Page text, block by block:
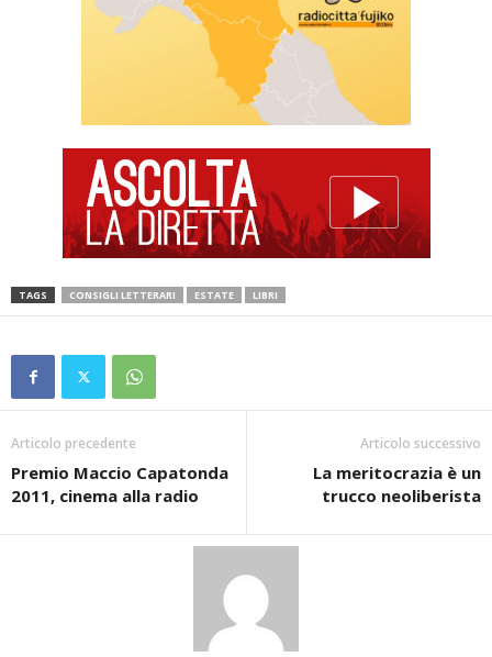
TAGS CONSIGLI LETTERARI ESTATE LIBRI
Articolo precedente
Premio Maccio Capatonda
2011, cinema alla radio
Articolo successivo
La meritocrazia è un
trucco neoliberista